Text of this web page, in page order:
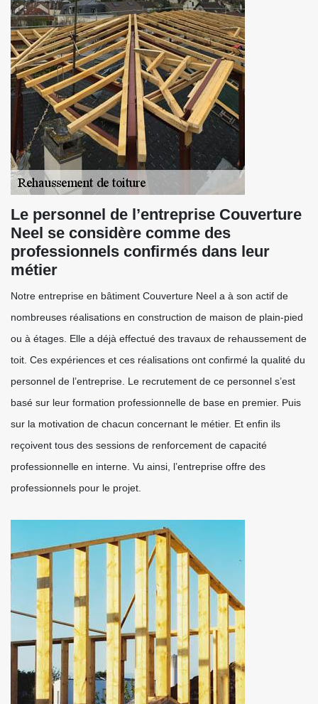
Le personnel de l’entreprise Couverture
Neel se considère comme des
professionnels confirmés dans leur
métier
Notre entreprise en bâtiment Couverture Neel a à son actif de
nombreuses réalisations en construction de maison de plain-pied
ou à étages. Elle a déjà effectué des travaux de rehaussement de
toit. Ces expériences et ces réalisations ont confirmé la qualité du
personnel de l’entreprise. Le recrutement de ce personnel s’est
basé sur leur formation professionnelle de base en premier. Puis
sur la motivation de chacun concernant le métier. Et enfin ils
reçoivent tous des sessions de renforcement de capacité
professionnelle en interne. Vu ainsi, l’entreprise offre des
professionnels pour le projet.